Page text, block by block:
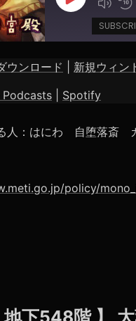
Episode
ウンロード 新規ウィン
Spotify
人：はにわ 自堕落斎
policy/
地下548階 】